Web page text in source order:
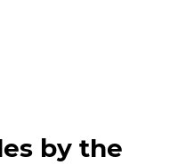
by the